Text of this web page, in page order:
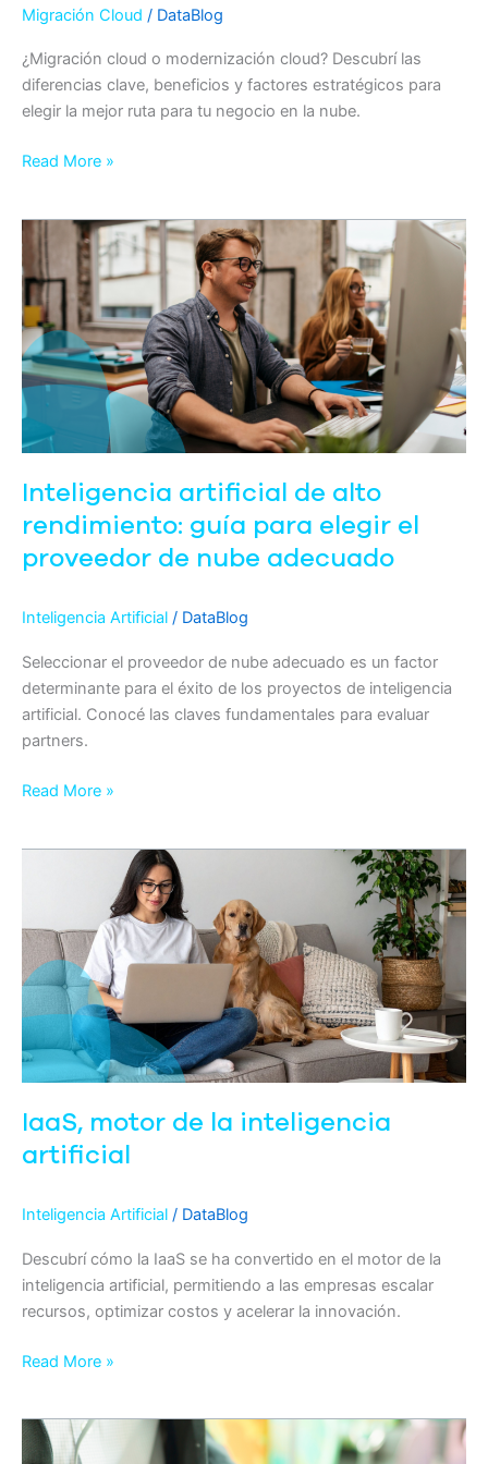
Migración Cloud / DataBlog
¿Migración cloud o modernización cloud? Descubrí las
diferencias clave, beneficios y factores estratégicos para
elegir la mejor ruta para tu negocio en la nube.
Read More »
Inteligencia artificial de alto
rendimiento: guía para elegir el
proveedor de nube adecuado
Inteligencia Artificial / DataBlog
Seleccionar el proveedor de nube adecuado es un factor
determinante para el éxito de los proyectos de inteligencia
artificial. Conocé las claves fundamentales para evaluar
partners.
Inteligencia
artificial
de
alto
rendimiento:
guía
para
elegir
el
de
nube
Read More »
IaaS, motor de la inteligencia
artificial
Inteligencia Artificial / DataBlog
Descubrí cómo la IaaS se ha convertido en el motor de la
inteligencia artificial, permitiendo a las empresas escalar
recursos, optimizar costos y acelerar la innovación.
la
inteligencia
artificial
Read More »
¿Cómo
elegir